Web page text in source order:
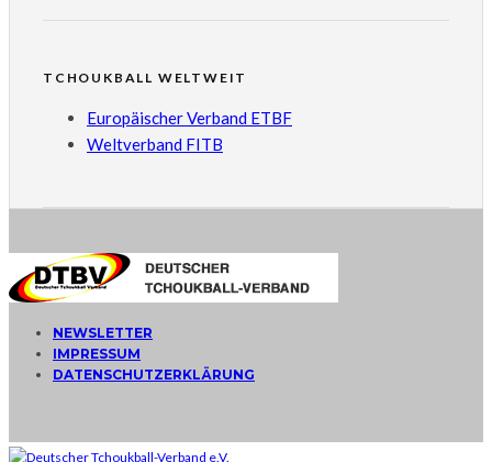
TCHOUKBALL WELTWEIT
Europäischer Verband ETBF
Weltverband FITB
NEWSLETTER
IMPRESSUM
DATENSCHUTZERKLÄRUNG